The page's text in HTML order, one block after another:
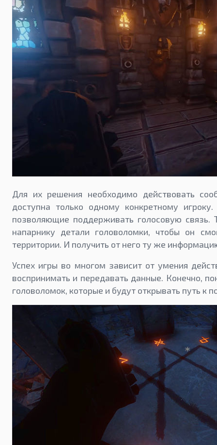
Для их решения необходимо действовать
доступна только одному конкретному
позволяющие поддерживать голосовую
напарнику детали головоломки, чтобы он
территории. И получить от него ту же
Успех игры во многом зависит от умения
воспринимать и передавать данные. Конечно,
головоломок, которые и будут открывать путь к